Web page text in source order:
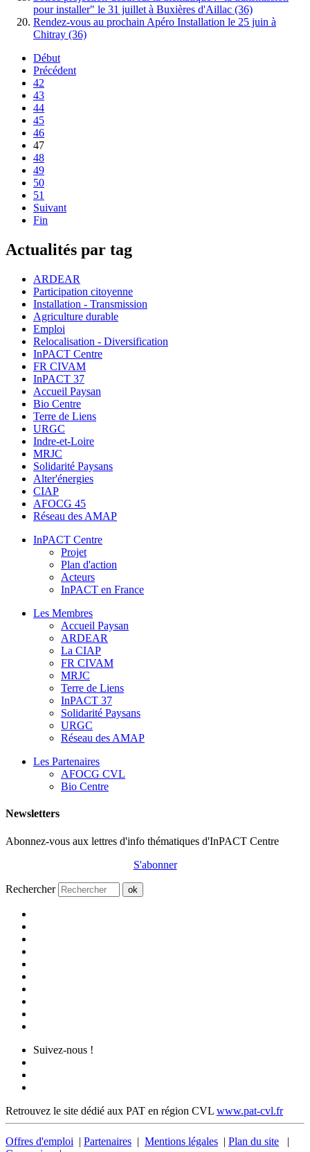
pour installer" le 31 juillet à Buxières d'Aillac (36)
Rendez-vous au prochain Apéro Installation le 25 juin à
Chitray (36)
Début
Précédent
42
43
44
45
46
47
48
49
50
51
Suivant
Fin
Actualités par tag
ARDEAR
Participation citoyenne
Installation - Transmission
Agriculture durable
Emploi
Relocalisation - Diversification
InPACT Centre
FR CIVAM
InPACT 37
Accueil Paysan
Bio Centre
Terre de Liens
URGC
Indre-et-Loire
MRJC
Solidarité Paysans
Alter'énergies
CIAP
AFOCG 45
Réseau des AMAP
InPACT Centre
Projet
Plan d'action
Acteurs
InPACT en France
Les Membres
Accueil Paysan
ARDEAR
La CIAP
FR CIVAM
MRJC
Terre de Liens
InPACT 37
Solidarité Paysans
URGC
Réseau des AMAP
Les Partenaires
AFOCG CVL
Bio Centre
Newsletters
Abonnez-vous aux lettres d'info thématiques d'InPACT Centre
S'abonner
Rechercher ok
Suivez-nous !
Retrouvez le site dédié aux PAT en région CVL www.pat-cvl.fr
Offres d'emploi | Partenaires | Mentions légales | Plan du site |